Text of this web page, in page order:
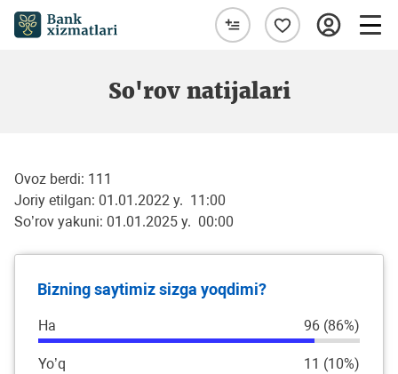
So'rov natijalari
Ovoz berdi: 111
Joriy etilgan: 01.01.2022 y. 11:00
So’rov yakuni: 01.01.2025 y. 00:00
Bizning saytimiz sizga yoqdimi?
Ha 96 (86%)
Yo’q 11 (10%)